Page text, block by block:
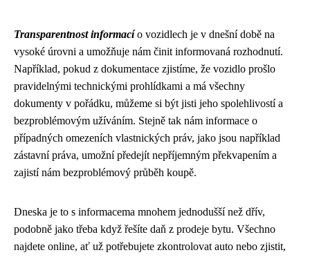
Transparentnost informacío vozidlech je v dnešní době na
vysoké úrovni a umožňuje nám činit informovaná rozhodnutí.
Například, pokud z dokumentace zjistíme, že vozidlo prošlo
pravidelnými technickými prohlídkami a má všechny
dokumenty v pořádku, můžeme si být jisti jeho spolehlivostí a
bezproblémovým užíváním. Stejně tak nám informace o
případných omezeních vlastnických práv, jako jsou například
zástavní práva, umožní předejít nepříjemným překvapením a
zajistí nám bezproblémový průběh koupě.
Dneska je to s informacema mnohem jednodušší než dřív,
podobně jako třeba když řešíte daň z prodeje bytu. Všechno
najdete online, ať už potřebujete zkontrolovat auto nebo zjistit,